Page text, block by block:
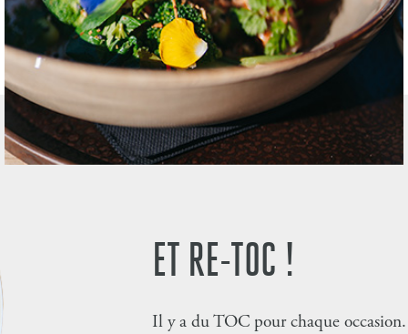
ET RE-TOC !
Il y a du TOC pour chaque occasion.